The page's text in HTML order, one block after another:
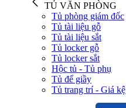
TỦ VĂN PHÒNG
Tủ phòng giám đốc
Tủ tài liệu gỗ
Tủ tài liệu sắt
Tủ locker gỗ
Tủ locker sắt
Hộc tủ - Tủ phụ
Tủ để giầy
Tủ trang trí - Giá kệ